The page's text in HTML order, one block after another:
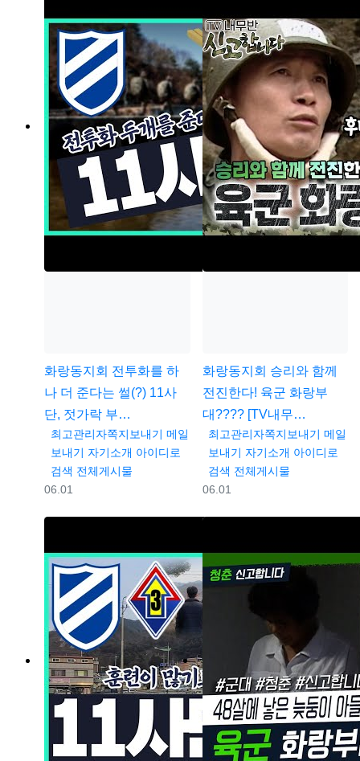
화랑동지회 전투화를 하
나 더 준다는 썰(?) 11사
단, 젓가락 부…
등록자
최고관리자쪽지보내기 메일
보내기 자기소개 아이디로
검색 전체게시물
등록일
06.01
화랑동지회 승리와 함께
전진한다! 육군 화랑부
대???? [TV내무…
등록자
최고관리자쪽지보내기 메일
보내기 자기소개 아이디로
검색 전체게시물
등록일
06.01